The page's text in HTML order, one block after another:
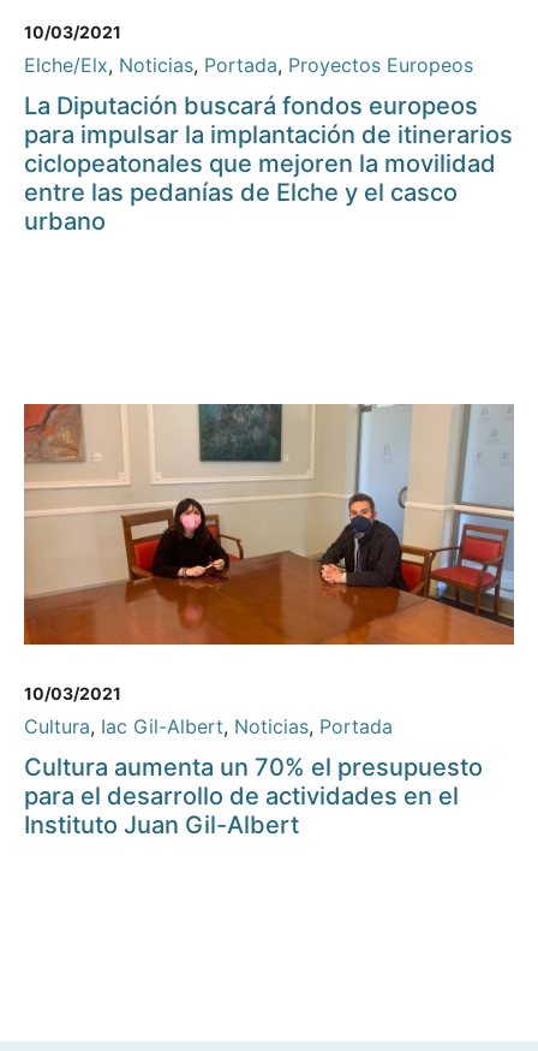
10/03/2021
Elche/Elx, Noticias, Portada, Proyectos Europeos
La Diputación buscará fondos europeos
para impulsar la implantación de itinerarios
ciclopeatonales que mejoren la movilidad
entre las pedanías de Elche y el casco
urbano
10/03/2021
Cultura, Iac Gil-Albert, Noticias, Portada
Cultura aumenta un 70% el presupuesto
para el desarrollo de actividades en el
Instituto Juan Gil-Albert